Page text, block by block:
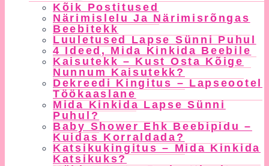
Menu
Kõik Postitused
Närimislelu Ja Närimisrõngas
Beebitekk
Luuletused Lapse Sünni Puhul
4 Ideed, Mida Kinkida Beebile
Kaisutekk – Kust Osta Kõige
Nunnum Kaisutekk?
Dekreedi Kingitus – Lapseootel
Töökaaslane
Mida Kinkida Lapse Sünni
Puhul?
Baby Shower Ehk Beebipidu –
Kuidas Korraldada?
Katsikukingitus – Mida Kinkida
Katsikuks?